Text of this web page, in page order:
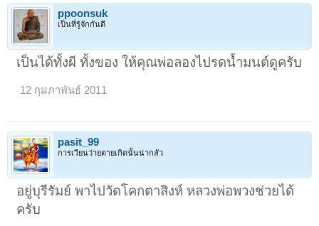
ppoonsuk
เป็นที่รู้จักกันดี
เป็นได้ทั้งผี ทั้งของ ให้คุณพ่อลองไปรดน้ำมนต์ดูครับ
12 กุมภาพันธ์ 2011
pasit_99
การเวียนว่ายตายเกิดนั้นน่ากลัว
อยู่บุรีรัมย์ พาไปวัดโคกตาสิงห์ หลวงพ่อพวงช่วยได้
ครับ